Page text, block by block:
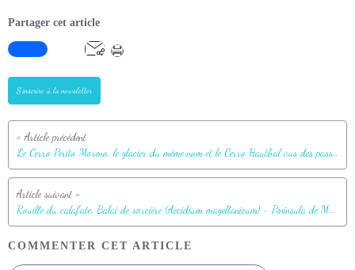
Partager cet article
S'inscrire à la newsletter
Le Cerro Perito Moreno, le glacier du même nom et le Cerro Hauthal vus des passerelles - Peninsula de Magallanes - Patagonie - Argentine
Rouille du calafate, Balai de sorcière (Aecidium magellanicum) - Peninsula de Magallanes - Patagonie - Argentine
COMMENTER CET ARTICLE